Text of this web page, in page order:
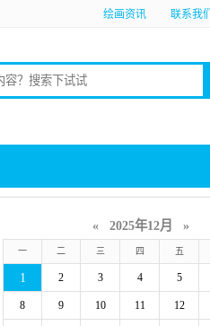
绘画资讯 联系我们
« 2025年12月 »
一 二 三 四 五
1 2 3 4 5
8 9 10 11 12